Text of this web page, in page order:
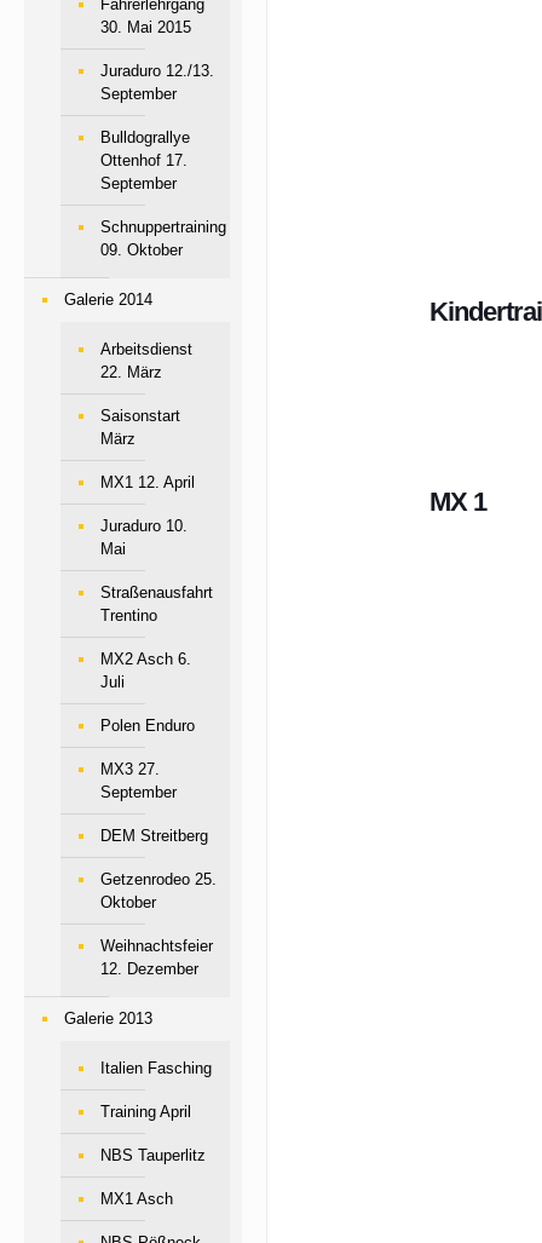
MX 1
Fahrerlehrgang
30. Mai 2015
Juraduro 12./13.
September
Bulldograllye
Ottenhof 17.
September
Schnuppertraining
09. Oktober
Galerie 2014
Arbeitsdienst
22. März
Saisonstart
März
MX1 12. April
Juraduro 10.
Mai
Straßenausfahrt
Trentino
MX2 Asch 6.
Juli
Polen Enduro
MX3 27.
September
DEM Streitberg
Getzenrodeo 25.
Oktober
Weihnachtsfeier
12. Dezember
Galerie 2013
Italien Fasching
Training April
NBS Tauperlitz
MX1 Asch